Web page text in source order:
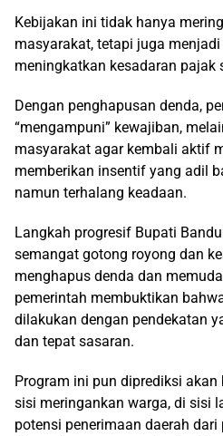
Kebijakan ini tidak hanya
masyarakat, tetapi juga
meningkatkan kesadaran pajak
Dengan penghapusan denda,
“mengampuni” kewajiban,
masyarakat agar kembali aktif
memberikan insentif yang adil
namun terhalang keadaan.
Langkah progresif Bupati
semangat gotong royong dan
menghapus denda dan
pemerintah membuktikan
dilakukan dengan pendekatan
dan tepat sasaran.
Program ini pun diprediksi
sisi meringankan warga, di sisi
potensi penerimaan daerah